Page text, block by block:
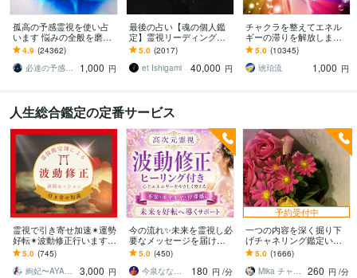
孤高の予感霊視を使い占
います 悩みの全般を磨き
上げ、研ぎ澄ました予感
より霊視により導きます
4.9 (24362)
必達の予感霊視 渡邊 潤一
1,000 円
最後の占い【魂の個人鑑
定】霊視リーディング承
ります 運命の地図を手
に、輝く人生を創る｜魂
の全体像を紐解く鑑定
5.0 (2017)
et Ishigami
40,000 円
チャクラを整えてエネル
ギーの滞りを解放します 7
割超リピート！人生を変
えたい人のエネルギー調
整
5.0 (10345)
琥珀流
1,000 円
人生総合鑑定の定番サービス
霊視で引き寄せ加速✴︎運勢
好転✴︎波動修正行います
霊感•霊視で波動を整え、
運に愛され、願いが実る
体質へ！
5.0 (745)
絢妃〜AYAKI〜霊視鑑定師
3,000 円
今の流れ✨未来を霊視し必
要なメッセージを届けま
す 本来の感覚を取り戻し
納得のいく選択ができる
ようお手伝いします
5.0 (450)
今泉ななみ⭐︎霊視鑑定師ライトワーカー
180 円 /分
予約受付中
一つの内容を深く掘り下
げチャネリング鑑定いた
します 気になることをチ
ャネリング鑑定いたしま
す！
5.0 (1666)
Mika チャネリング
260 円 /分